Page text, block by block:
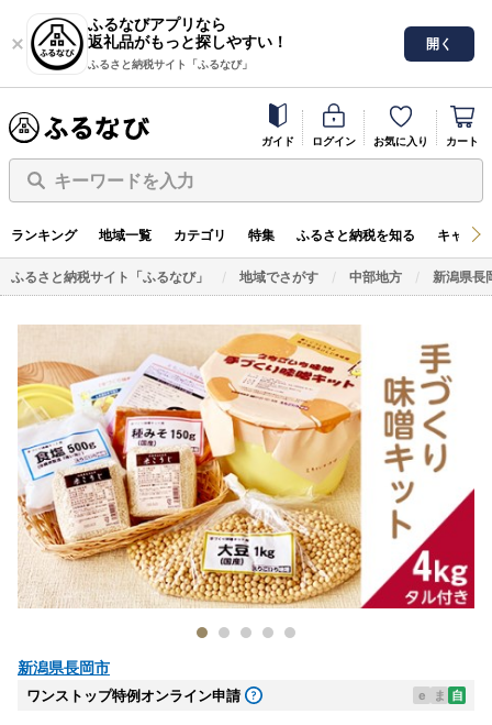
ふるなびアプリなら
返礼品がもっと探しやすい！
ふるさと納税サイト「ふるなび」
開く
ガイド ログイン お気に入り カート
キーワードを入力
ランキング 地域一覧 カテゴリ 特集 ふるさと納税を知る キャン
ふるさと納税サイト「ふるなび」 地域でさがす 中部地方 新潟県長
新潟県長岡市
ワンストップ特例オンライン申請 e ま 自